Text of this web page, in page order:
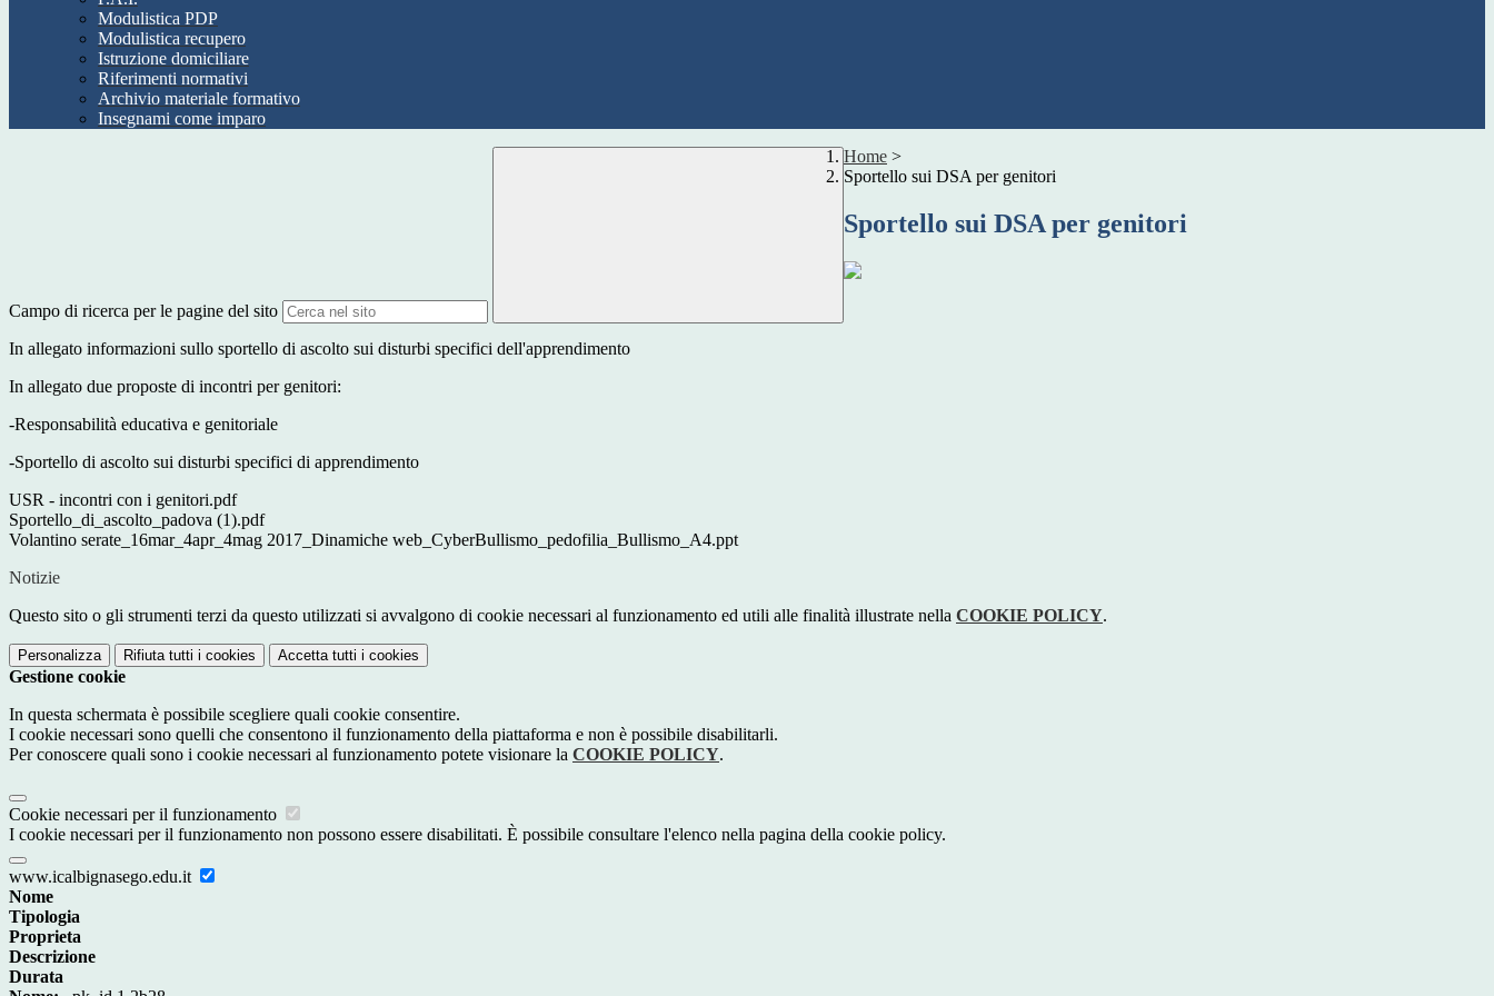
Modulistica PDP
Modulistica recupero
Istruzione domiciliare
Riferimenti normativi
Archivio materiale formativo
Insegnami come imparo
Campo di ricerca per le pagine del sito
Home >
Sportello sui DSA per genitori
Sportello sui DSA per genitori
In allegato informazioni sullo sportello di ascolto sui disturbi specifici dell'apprendimento
In allegato due proposte di incontri per genitori:
-Responsabilità educativa e genitoriale
-Sportello di ascolto sui disturbi specifici di apprendimento
USR - incontri con i genitori.pdf
Sportello_di_ascolto_padova (1).pdf
Volantino serate_16mar_4apr_4mag 2017_Dinamiche web_CyberBullismo_pedofilia_Bullismo_A4.ppt
Notizie
Questo sito o gli strumenti terzi da questo utilizzati si avvalgono di cookie necessari al funzionamento ed utili alle finalità illustrate nella COOKIE POLICY.
Personalizza Rifiuta tutti i cookies Accetta tutti i cookies
Gestione cookie
In questa schermata è possibile scegliere quali cookie consentire.
I cookie necessari sono quelli che consentono il funzionamento della piattaforma e non è possibile disabilitarli.
Per conoscere quali sono i cookie necessari al funzionamento potete visionare la COOKIE POLICY.
Cookie necessari per il funzionamento
I cookie necessari per il funzionamento non possono essere disabilitati. È possibile consultare l'elenco nella pagina della cookie policy.
www.icalbignasego.edu.it
Nome
Tipologia
Proprieta
Descrizione
Durata